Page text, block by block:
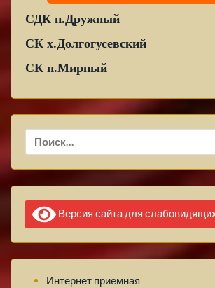
СДК п.Дружный
СК х.Долгогусевский
СК п.Мирный
Найти:
Версия сайта для
Интернет приемная